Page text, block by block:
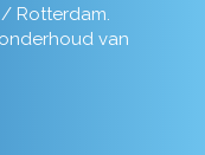
Rotterdam.
van